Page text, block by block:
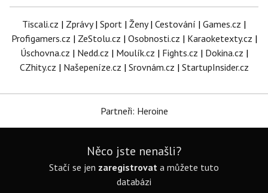
Tiscali.cz | Zprávy| Sport | Ženy| Cestování | Games.cz |
Profigamers.cz | ZeStolu.cz | Osobnosti.cz | Karaoketexty.cz |
Úschovna.cz | Nedd.cz | Moulík.cz | Fights.cz | Dokina.cz |
CZhity.cz | Našepeníze.cz | Srovnám.cz | StartupInsider.cz
Partneři: Heroine
Něco jste nenašli?
Stačí se jen zaregistrovat a můžete tuto
databázi